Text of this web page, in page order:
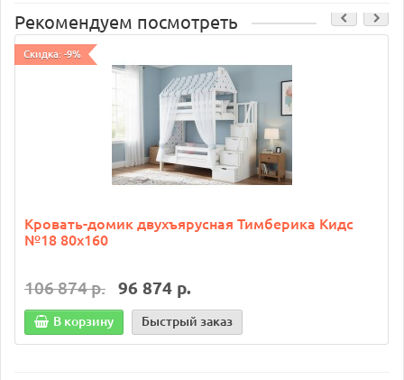
Рекомендуем посмотреть
Скидка: -9%
Кровать-домик двухъярусная Тимберика Кидс
№18 80х160
106 874 р. 96 874 р.
В корзину Быстрый заказ